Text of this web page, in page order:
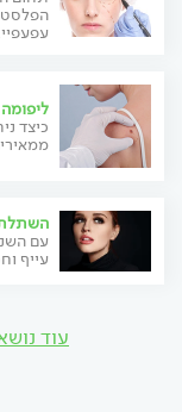
ליפומה
כיצד
השתלת
עם
עייף
עוד